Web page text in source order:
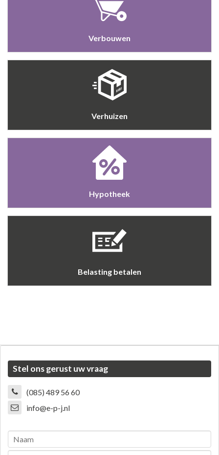
Verbouwen
Verhuizen
Hypotheek
Belasting betalen
Stel ons gerust uw vraag
(085) 489 56 60
info@e-p-j.nl